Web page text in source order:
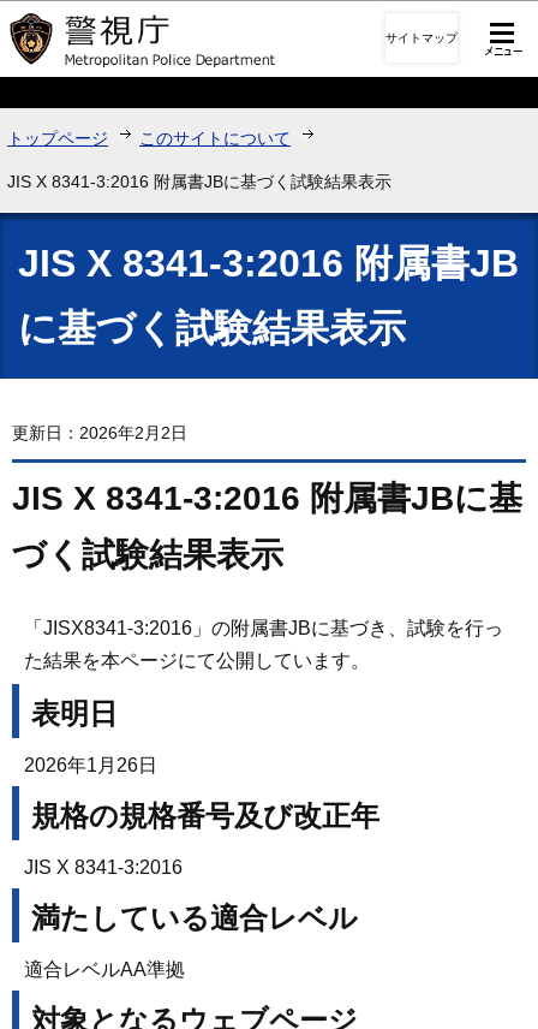
このページの本文へ移動
サイトマップ
トップページ このサイトについて
JIS X 8341-3:2016 附属書JBに基づく試験結果表示
JIS X 8341-3:2016 附属書JB
に基づく試験結果表示
更新日：2026年2月2日
JIS X 8341-3:2016 附属書JBに基
づく試験結果表示
「JISX8341-3:2016」の附属書JBに基づき、試験を行っ
た結果を本ページにて公開しています。
表明日
2026年1月26日
規格の規格番号及び改正年
JIS X 8341-3:2016
満たしている適合レベル
適合レベルAA準拠
対象となるウェブページ